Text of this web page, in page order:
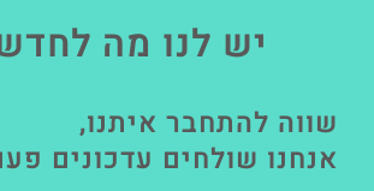
יש לנו מה
שווה להתחבר איתנו,
אנחנו שולחים עדכונים